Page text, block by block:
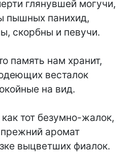
глянувшей могучи,
пышных панихид,
скорбны и певучи.
память нам хранит,
весталок
на вид.
тот безумно-жалок,
прежний аромат
выцветших фиалок.